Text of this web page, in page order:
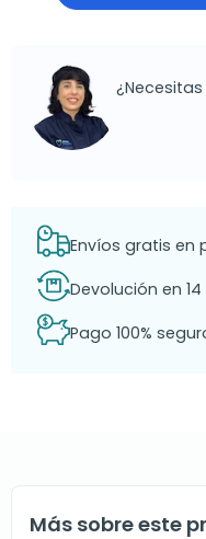
Envíos gratis en
Devolución en
Pago 100%
Más sobre este